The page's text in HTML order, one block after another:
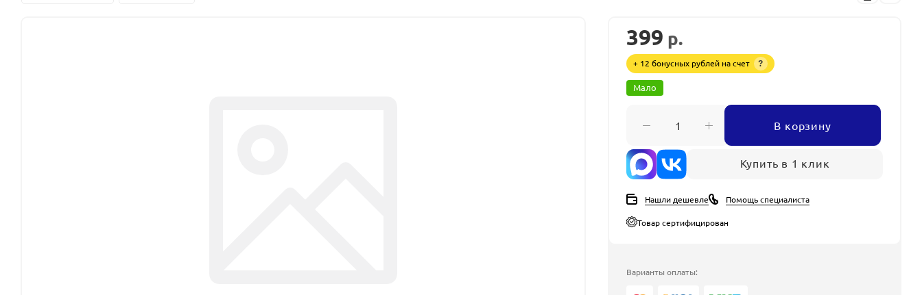
399 р.
+ 12 бонусных рублей на счет ?
Мало
В корзину
Купить в 1 клик
Нашли дешевле Помощь специалиста
Товар сертифицирован
Варианты оплаты: